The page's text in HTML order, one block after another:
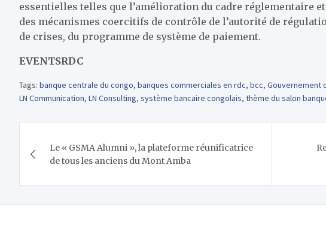
essentielles telles que l’amélioration du cadre réglementaire
des mécanismes coercitifs de contrôle de l’autorité de
de crises, du programme de système de paiement.
EVENTSRDC
Tags: banque centrale du congo, banques commerciales en rdc, bcc, Gouvernement
LN Communication, LN Consulting, système bancaire congolais, thème du salon
de
l’article
Le « GSMA Alumni », la plateforme réunificatrice
de tous les anciens du Mont Amba